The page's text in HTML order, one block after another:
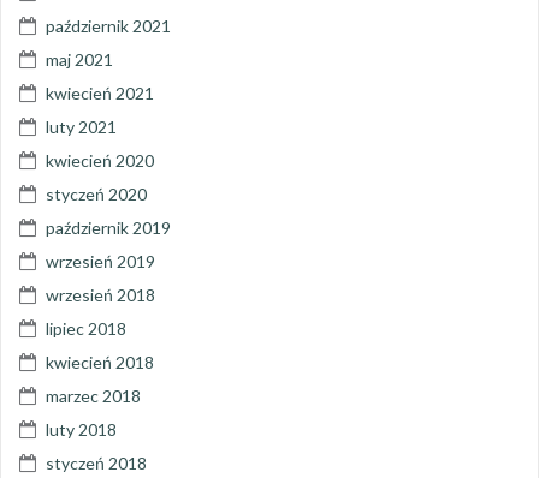
październik 2021
maj 2021
kwiecień 2021
luty 2021
kwiecień 2020
styczeń 2020
październik 2019
wrzesień 2019
wrzesień 2018
lipiec 2018
kwiecień 2018
marzec 2018
luty 2018
styczeń 2018